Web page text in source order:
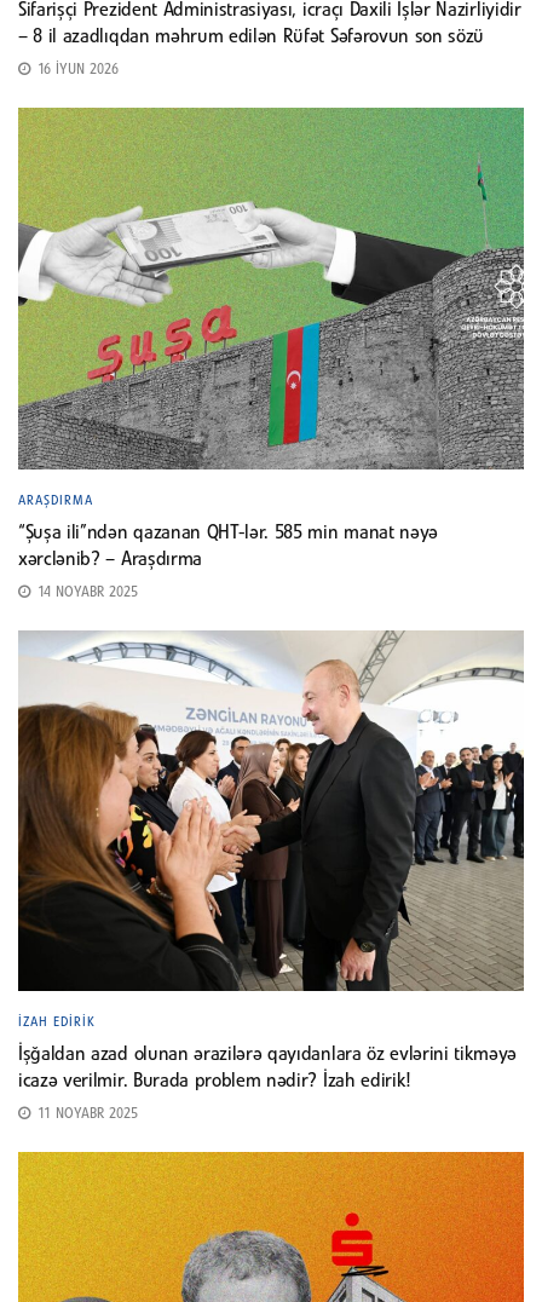
Sifarişçi Prezident Administrasiyası, icraçı Daxili İşlər Nazirliyidir
– 8 il azadlıqdan məhrum edilən Rüfət Səfərovun son sözü
16 İYUN 2026
ARAŞDIRMA
“Şuşa ili”ndən qazanan QHT-lər. 585 min manat nəyə
xərclənib? – Araşdırma
14 NOYABR 2025
İZAH EDIRIK
İşğaldan azad olunan ərazilərə qayıdanlara öz evlərini tikməyə
icazə verilmir. Burada problem nədir? İzah edirik!
11 NOYABR 2025